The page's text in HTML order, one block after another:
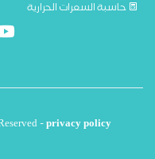
حاسبة السعرات الحرارية
-privacy policy